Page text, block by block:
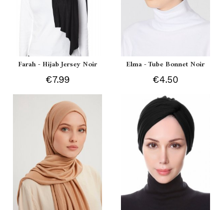
Farah - Hijab Jersey Noir
€7.99
Elma - Tube Bonnet Noir
€4.50